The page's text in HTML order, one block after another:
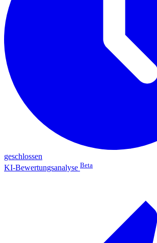
geschlossen
KI-Bewertungsanalyse Beta